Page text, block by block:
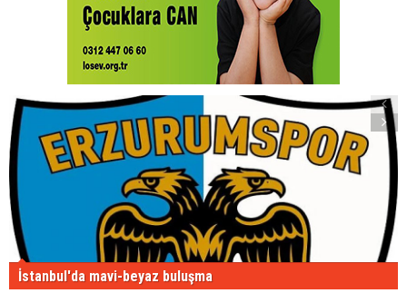
İstanbul'da mavi-beyaz buluşma